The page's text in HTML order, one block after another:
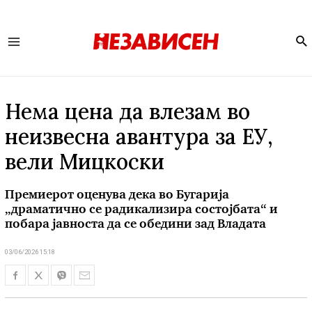
Нема цена да влезам во
неизвесна авантура за ЕУ,
вели Мицкоски
Премиерот оценува дека во Бугарија
„драматично се радикализира состојбата“ и
побара јавноста да се обедини зад Владата
03/06/2026 15:18